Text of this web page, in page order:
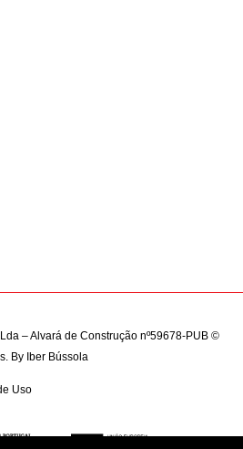
– Alvará de Construção nº59678-PUB ©
By Iber Bússola
Uso